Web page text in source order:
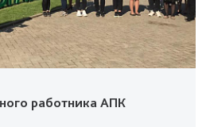
работника АПК